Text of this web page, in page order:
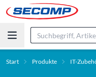
Start Produkte IT-